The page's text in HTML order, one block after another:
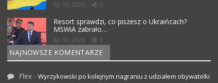
lip 30, 2026 0
Resort sprawdzi, co piszesz o Ukraińcach?
MSWiA zabrało…
lip 30, 2026 0
NAJNOWSZE KOMENTARZE
Flex - Wyrzykowski po kolejnym nagraniu z udziałem obywatelki